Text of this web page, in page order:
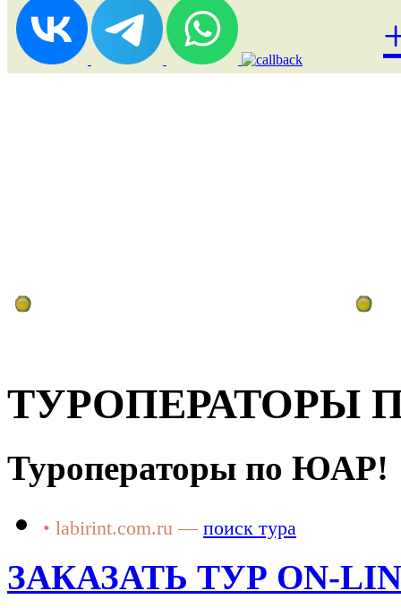
ТУРОПЕРАТОРЫ
Туроператоры по ЮАР!
• labirint.com.ru — поиск тура
ЗАКАЗАТЬ ТУР ON-